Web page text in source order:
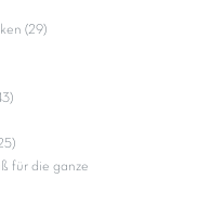
(29)
für die ganze